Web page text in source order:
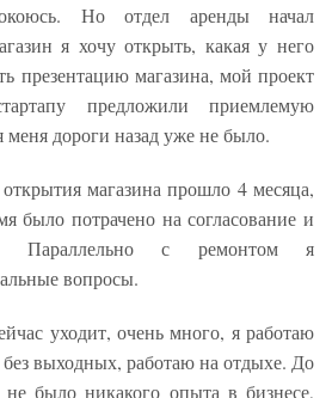
Но отдел аренды начал
я хочу открыть, какая у него
презентацию магазина, мой проект
предложили приемлемую
дороги назад уже не было.
магазина прошло 4 месяца,
было потрачено на согласование и
Параллельно с ремонтом я
вопросы.
уходит, очень много, я работаю
выходных, работаю на отдыхе. До
было никакого опыта в бизнесе,